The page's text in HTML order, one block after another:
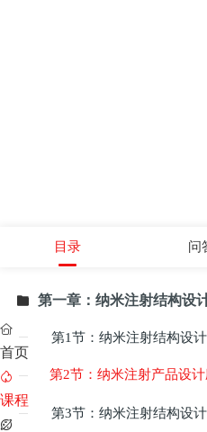
目录 问
 第一章：纳米注射结构设
第1节：纳米注射结构设
第2节：纳米注射产品设
第3节：纳米注射结构设

首页

课程
